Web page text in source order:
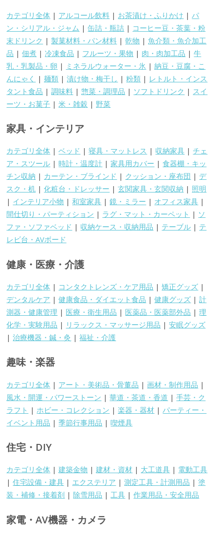
カテゴリ全体 | アルコール飲料 | お茶漬け・ふりかけ |パ
ン・シリアル・ジャム |缶詰・瓶詰 | コーヒー豆・茶葉・粉
末ドリンク |製菓材料・パン材料 |乾物 |魚介類・魚介加工
品 |佃煮 |冷凍食品 | フルーツ・果物 | 肉・肉加工品 |牛
乳・乳製品・卵 | ミネラルウォーター・氷 |納豆・豆腐・こ
んにゃく |麺類 |漬け物・梅干し |粉類 | レトルト・インス
タント食品 |調味料 |惣菜・調理品 | ソフトドリンク | スイ
ーツ・お菓子 |米・雑穀 | 野菜
家具・インテリア
カテゴリ全体 |ベッド |寝具・マットレス | 収納家具 |チェ
ア・スツール | 時計・温度計 |家具用カバー |食器棚・キッ
チン収納 | カーテン・ブラインド | クッション・座布団 | デ
スク・机 |化粧台・ドレッサー |玄関家具・玄関収納 | 照明
| インテリア小物 |和室家具 |鏡・ミラー | オフィス家具 |
間仕切り・パーティション | ラグ・マット・カーペット | ソ
ファ・ソファベッド | 収納ケース・収納用品 | テーブル | テ
レビ台・AVボード
健康・医療・介護
カテゴリ全体 | コンタクトレンズ・ケア用品 |矯正グッズ |
デンタルケア |健康食品・ダイエット食品 |健康グッズ |計
測器・健康管理 | 医療・衛生用品 | 医薬品・医薬部外品 |理
化学・実験用品 | リラックス・マッサージ用品 |安眠グッズ
|治療機器・鍼・灸 |福祉・介護
趣味・楽器
カテゴリ全体 | アート・美術品・骨董品 | 画材・制作用品 |
風水・開運・パワーストーン |華道・茶道・香道 |手芸・ク
ラフト | ホビー・コレクション |楽器・器材 |パーティー・
イベント用品 |季節行事用品 |喫煙具
住宅・DIY
カテゴリ全体 |建築金物 |建材・資材 | 大工道具 | 電動工具
|住宅設備・建具 | エクステリア |測定工具・計測用品 |塗
装・補修・接着剤 |除雪用品 |工具 |作業用品・安全用品
家電・AV機器・カメラ